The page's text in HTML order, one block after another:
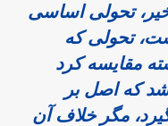
تحولی اساسی
تحولی که
مقایسه کرد
شد که اصل بر
مگر خلاف آن